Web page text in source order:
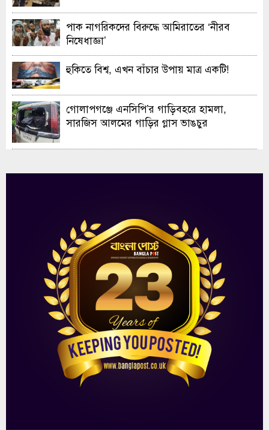
পাক নাগরিকদের বিরুদ্ধে আমিরাতের ‘নীরব
নিষেধাজ্ঞা’
হুকিতে বিশ্ব, এখন বাঁচার উপায় মাত্র একটি!
গোলাপগঞ্জে এনসিপি’র গাড়িবহরে হামলা,
সারজিস আলমের গাড়ির গ্লাস ভাঙচুর